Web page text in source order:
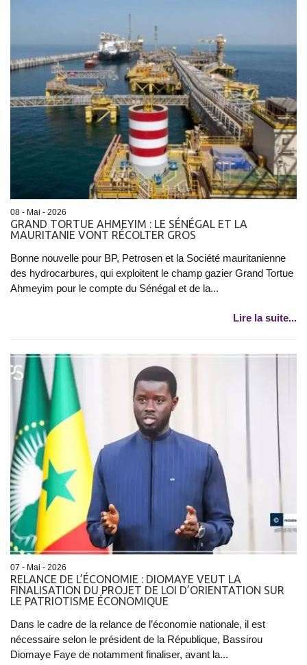
08 - Mai - 2026
GRAND TORTUE AHMEYIM : LE SÉNÉGAL ET LA
MAURITANIE VONT RÉCOLTER GROS
Bonne nouvelle pour BP, Petrosen et la Société mauritanienne
des hydrocarbures, qui exploitent le champ gazier Grand Tortue
Ahmeyim pour le compte du Sénégal et de la...
Lire la suite...
07 - Mai - 2026
RELANCE DE L’ÉCONOMIE : DIOMAYE VEUT LA
FINALISATION DU PROJET DE LOI D’ORIENTATION SUR
LE PATRIOTISME ÉCONOMIQUE
Dans le cadre de la relance de l’économie nationale, il est
nécessaire selon le président de la République, Bassirou
Diomaye Faye de notamment finaliser, avant la...